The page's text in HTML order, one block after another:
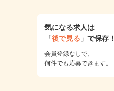
気になる求人は
「後で見る 」で保存！
会員登録なしで、
何件でも応募できます。